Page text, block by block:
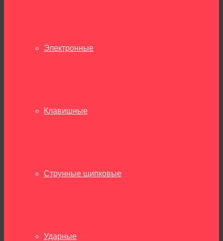
Электронные
Клавишные
Струнные щипковые
Ударные